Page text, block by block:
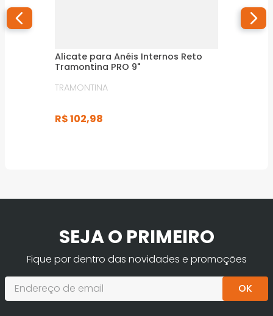
Alicate para Anéis Internos Reto
Tramontina PRO 9"
TRAMONTINA
R$102,98
SEJA O PRIMEIRO
Fique por dentro das novidades e promoções
OK